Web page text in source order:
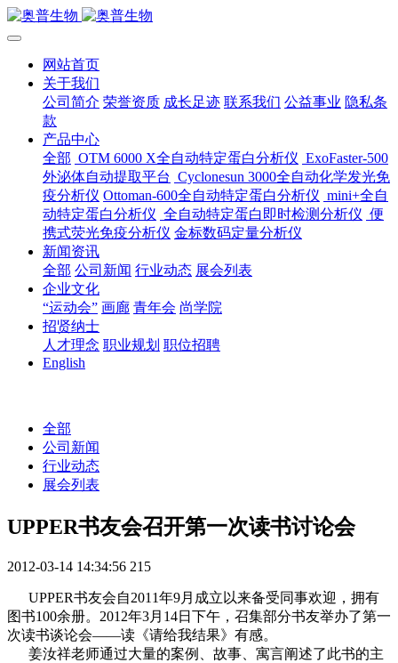
网站首页
关于我们
公司简介 荣誉资质 成长足迹 联系我们 公益事业 隐私条
款
产品中心
全部 OTM 6000 X全自动特定蛋白分析仪 ExoFaster-500
外泌体自动提取平台 Cyclonesun 3000全自动化学发光免
疫分析仪 Ottoman-600全自动特定蛋白分析仪 mini+全自
动特定蛋白分析仪 全自动特定蛋白即时检测分析仪 便
携式荧光免疫分析仪 金标数码定量分析仪
新闻资讯
全部 公司新闻 行业动态 展会列表
企业文化
“运动会” 画廊 青年会 尚学院
招贤纳士
人才理念 职业规划 职位招聘
English
全部
公司新闻
行业动态
展会列表
UPPER书友会召开第一次读书讨论会
2012-03-14 14:34:56 215
UPPER书友会自2011年9月成立以来备受同事欢迎，拥有
图书100余册。2012年3月14日下午，召集部分书友举办了第一
次读书谈论会——读《请给我结果》有感。
姜汝祥老师通过大量的案例、故事、寓言阐述了此书的主